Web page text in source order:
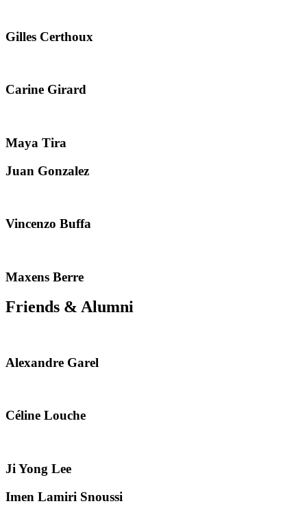
Gilles Certhoux
Carine Girard
Maya Tira
Juan Gonzalez
Vincenzo Buffa
Maxens Berre
Friends & Alumni
Alexandre Garel
Céline Louche
Ji Yong Lee
Imen Lamiri Snoussi